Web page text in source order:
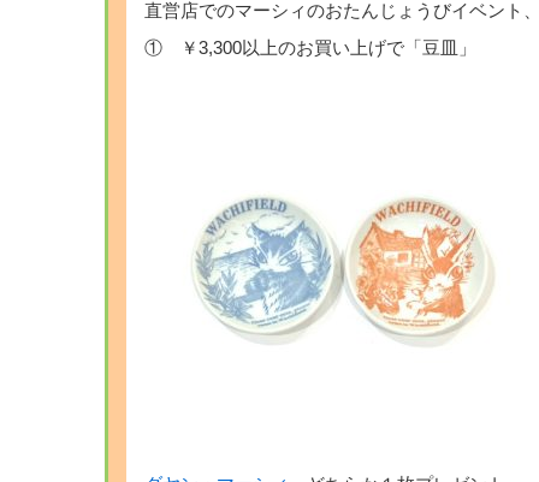
直営店でのマーシィのおたんじょうびイベント
① ￥3,300以上のお買い上げで「豆皿」